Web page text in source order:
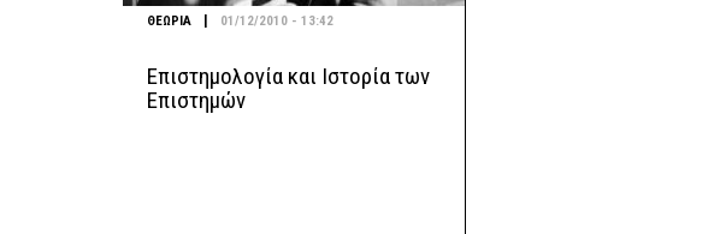
ΘΕΩΡΙΑ | 01/12/2010 - 13:42
Επιστημολογία και Ιστορία των
Επιστημών